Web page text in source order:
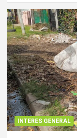
INTERES GENERAL